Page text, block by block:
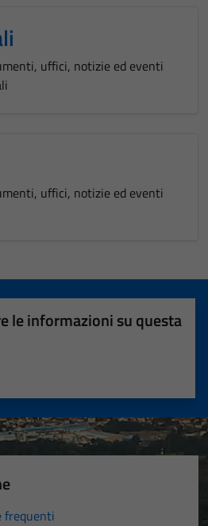
uffici, notizie ed eventi
uffici, notizie ed eventi
le informazioni su questa
stelle su 5
su 5
5
frequenti